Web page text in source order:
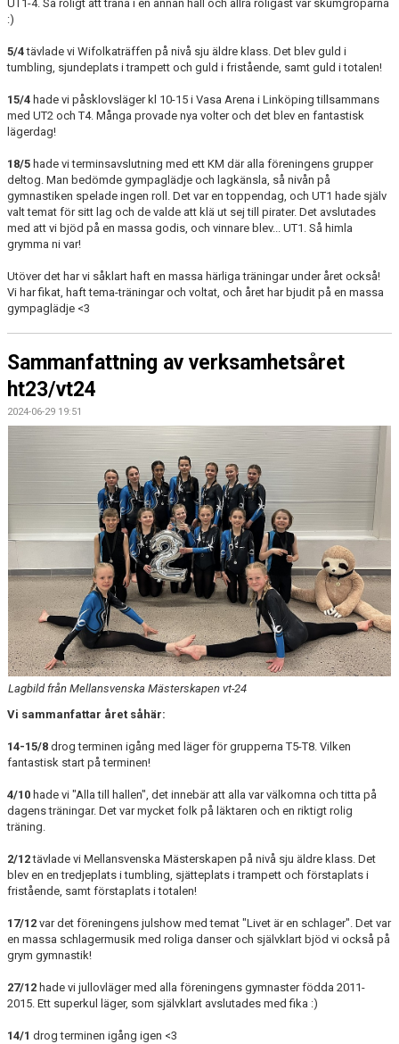
UT1-4. Så roligt att träna i en annan hall och allra roligast var skumgroparna
:)
5/4tävlade vi Wifolkaträffen på nivå sju äldre klass. Det blev guld i
tumbling, sjundeplats i trampett och guld i fristående, samt guld i totalen!
15/4 hade vi påsklovsläger kl 10-15 i Vasa Arena i Linköping tillsammans
med UT2 och T4. Många provade nya volter och det blev en fantastisk
lägerdag!
18/5 hade vi terminsavslutning med ett KM där alla föreningens grupper
deltog. Man bedömde gympaglädje och lagkänsla, så nivån på
gymnastiken spelade ingen roll. Det var en toppendag, och UT1 hade själv
valt temat för sitt lag och de valde att klä ut sej till pirater. Det avslutades
med att vi bjöd på en massa godis, och vinnare blev... UT1. Så himla
grymma ni var!
Utöver det har vi såklart haft en massa härliga träningar under året också!
Vi har fikat, haft tema-träningar och voltat, och året har bjudit på en massa
gympaglädje <3
Sammanfattning av verksamhetsåret
ht23/vt24
2024-06-29 19:51
Lagbild från Mellansvenska Mästerskapen vt-24
Vi sammanfattar året såhär:
14-15/8 drog terminen igång med läger för grupperna T5-T8. Vilken
fantastisk start på terminen!
4/10 hade vi "Alla till hallen", det innebär att alla var välkomna och titta på
dagens träningar. Det var mycket folk på läktaren och en riktigt rolig
träning.
2/12tävlade vi Mellansvenska Mästerskapen på nivå sju äldre klass. Det
blev en en tredjeplats i tumbling, sjätteplats i trampett och förstaplats i
fristående, samt förstaplats i totalen!
17/12 var det föreningens julshow med temat "Livet är en schlager". Det var
en massa schlagermusik med roliga danser och självklart bjöd vi också på
grym gymnastik!
27/12 hade vi jullovläger med alla föreningens gymnaster födda 2011-
2015. Ett superkul läger, som självklart avslutades med fika :)
14/1 drog terminen igång igen <3